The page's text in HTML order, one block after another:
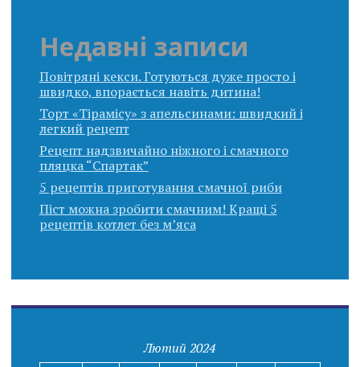
Недавні записи
Повітряні кекси. Готуються дуже просто і
швидко, впорається навіть дитина!
Торт «Тірамісу» з апельсинами: швидкий і
легкий рецепт
Рецепт надзвичайно ніжного і смачного
пляцка “Спартак”
5 рецептів приготування смачної риби
Піст можна зробити смачним! Кращі 5
рецептів котлет без м’яса
Лютий 2024